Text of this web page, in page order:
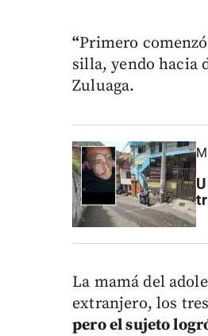
“Primero
silla, yendo hacia
Zuluaga.
La mamá del
extranjero, los
pero el sujeto